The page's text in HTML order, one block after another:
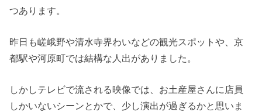
つあります。
昨日も嵯峨野や清水寺界わいなどの観光スポットや、京
都駅や河原町では結構な人出がありました。
しかしテレビで流される映像では、お土産屋さんに店員
しかいないシーンとかで、少し演出が過ぎるかと思いま